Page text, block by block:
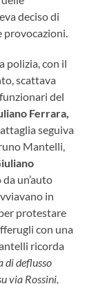
deciso di
provocazioni.
polizia, con il
scattava
del
Ferrara,
seguiva
Mantelli,
un’auto
in
protestare
con una
ricorda
di deflusso
via Rossini,